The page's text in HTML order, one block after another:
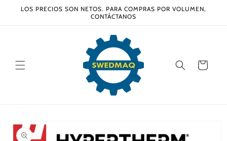
directamente
LOS PRECIOS SON NETOS. PARA COMPRAS POR VOLUMEN,
CONTÁCTANOS
Carrito
a la
información